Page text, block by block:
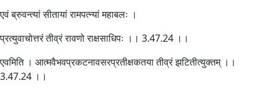
एवं ब्रुवन्त्यां सीतायां रामपत्न्यां महाबलः ।
प्रत्युवाचोत्तरं तीव्रं रावणो राक्षसाधिपः ।। 3.47.24 ।।
एवमिति । आत्मवैभवप्रकटनावसरप्रतीक्षकतया तीव्रं झटितीत्युक्तम् ।।
3.47.24 ।।